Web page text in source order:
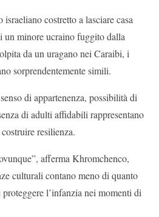
costretto a lasciare casa
minore ucraino fuggito dalla
da un uragano nei Caraibi, i
sorprendentemente simili.
di appartenenza, possibilità di
di adulti affidabili rappresentano
resilienza.
afferma Khromchenco,
culturali contano meno di quanto
l’infanzia nei momenti di